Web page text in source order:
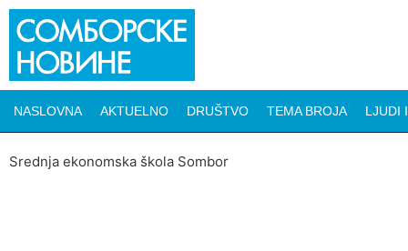
NASLOVNA AKTUELNO DRUŠTVO TEMA BROJA LJUDI
Srednja ekonomska škola Sombor